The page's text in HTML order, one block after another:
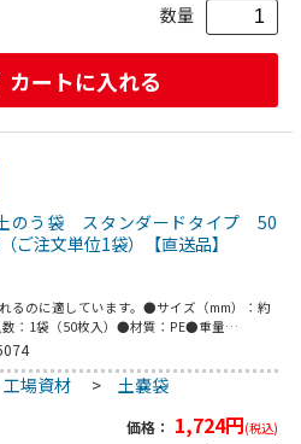
数量
カートに入れる
のう袋 スタンダードタイプ 50
注文単位1袋）【直送品】
るのに適しています。●サイズ（mm）：約
：1袋（50枚入）●材質：PE●重量
厚み（mm）：約0.5●こちらの商品は事業
場資材 > 土嚢袋
価格： 1,724円(税込)